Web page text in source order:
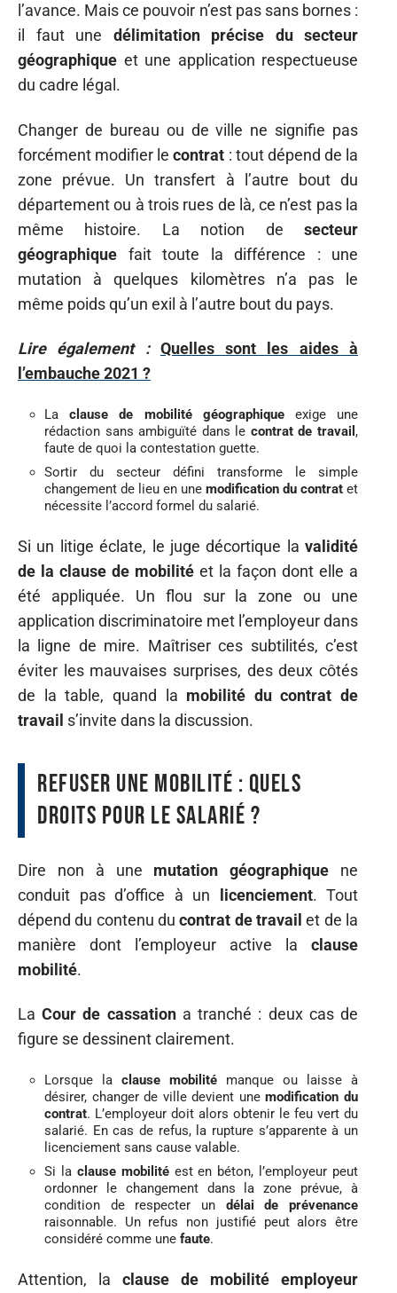
l’avance. Mais ce pouvoir n’est pas sans bornes :
il faut une délimitation précise du secteur
géographique et une application respectueuse
du cadre légal.
Changer de bureau ou de ville ne signifie pas
forcément modifier lecontrat : tout dépend de la
zone prévue. Un transfert à l’autre bout du
département ou à trois rues de là, ce n’est pas la
même histoire. La notion de secteur
géographique fait toute la différence : une
mutation à quelques kilomètres n’a pas le
même poids qu’un exil à l’autre bout du pays.
Lire également : Quelles sont les aides à
l’embauche 2021 ?
Laclause de mobilité géographiqueexige une
rédaction sans ambiguïté dans le contrat de travail ,
faute de quoi la contestation guette.
Sortir du secteur défini transforme le simple
changement de lieu en une modification du contrat et
nécessite l’accord formel du salarié.
Si un litige éclate, le juge décortique la validité
de la clause de mobilité et la façon dont elle a
été appliquée. Un flou sur la zone ou une
application discriminatoire met l’employeur dans
la ligne de mire. Maîtriser ces subtilités, c’est
éviter les mauvaises surprises, des deux côtés
de la table, quand la mobilité du contrat de
travail s’invite dans la discussion.
Refuser une mobilité : quels
droits pour le salarié ?
Dire non à une mutation géographique ne
conduit pas d’office à un licenciement. Tout
dépend du contenu ducontrat de travail et de la
manière dont l’employeur active la clause
mobilité.
LaCour de cassationa tranché : deux cas de
figure se dessinent clairement.
Lorsque la clause mobilité manque ou laisse à
désirer, changer de ville devient unemodification du
contrat. L’employeur doit alors obtenir le feu vert du
salarié. En cas de refus, la rupture s’apparente à un
licenciement sans cause valable.
Si la clause mobilitéest en béton, l’employeur peut
ordonner le changement dans la zone prévue, à
condition de respecter un délai de prévenance
raisonnable. Un refus non justifié peut alors être
considéré comme une faute.
Attention, la clause de mobilité employeur